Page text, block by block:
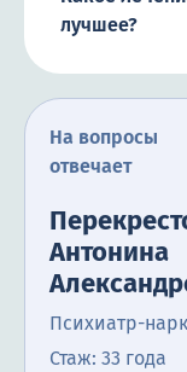
лучшее?
На вопросы
отвечает
Антонина
Психиатр-
Стаж: 33 года